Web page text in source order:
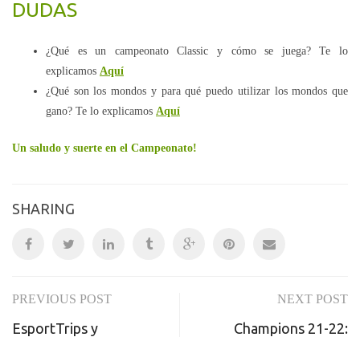
DUDAS
¿Qué es un campeonato Classic y cómo se juega? Te lo
explicamos Aquí
¿Qué son los mondos y para qué puedo utilizar los mondos que
gano? Te lo explicamos Aquí
Un saludo y suerte en el Campeonato!
SHARING
Post
PREVIOUS POST
EsportTrips y
NEXT POST
Champions 21-22: